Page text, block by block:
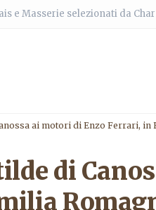
e Masserie selezionati da
ai motori di Enzo Ferrari, in
di